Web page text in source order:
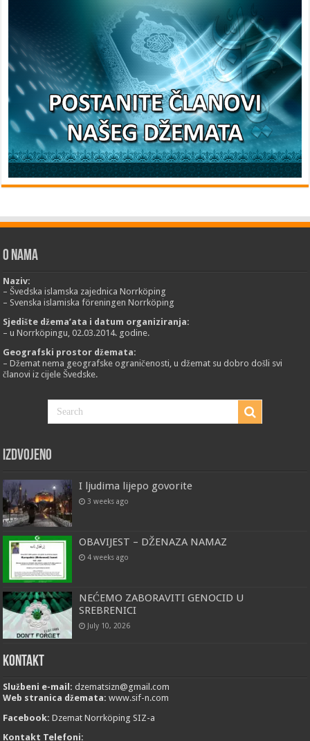
O nama
Naziv:
– Švedska islamska zajednica Norrköping
– Svenska islamiska föreningen Norrköping
Sjedište džema’ata i datum organiziranja:
– u Norrköpingu, 02.03.2014. godine.
Geografski prostor džemata:
– Džemat nema geografske ograničenosti, u džemat su dobro došli svi
članovi iz cijele Švedske.
Izdvojeno
I ljudima lijepo govorite
3 weeks ago
OBAVIJEST – DŽENAZA NAMAZ
4 weeks ago
NEĆEMO ZABORAVITI GENOCID U
SREBRENICI
July 10, 2026
Kontakt
Službeni e-mail: dzematsizn@gmail.com
Web stranica džemata: www.sif-n.com
Facebook: Dzemat Norrköping SIZ-a
Kontakt Telefoni: